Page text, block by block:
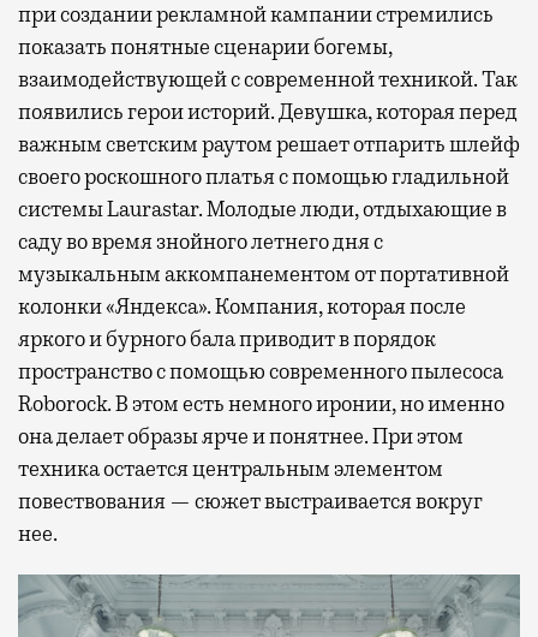
при создании рекламной кампании стремились
показать понятные сценарии богемы,
взаимодействующей с современной техникой. Так
появились герои историй. Девушка, которая перед
важным светским раутом решает отпарить шлейф
своего роскошного платья с помощью гладильной
системы Laurastar. Молодые люди, отдыхающие в
саду во время знойного летнего дня с
музыкальным аккомпанементом от портативной
колонки «Яндекса». Компания, которая после
яркого и бурного бала приводит в порядок
пространство с помощью современного пылесоса
Roborock. В этом есть немного иронии, но именно
она делает образы ярче и понятнее. При этом
техника остается центральным элементом
повествования — сюжет выстраивается вокруг
нее.